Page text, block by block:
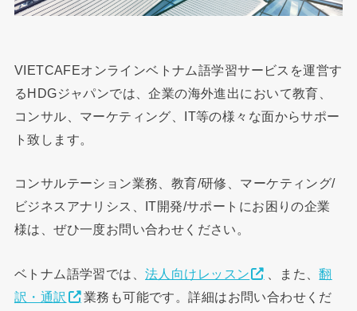
VIETCAFEオンラインベトナム語学習サービスを運営す
るHDGジャパンでは、企業の海外進出において教育、
コンサル、マーケティング、IT等の様々な面からサポー
ト致します。
コンサルテーション業務、教育/研修、マーケティング/
ビジネスアナリシス、IT開発/サポートにお困りの企業
様は、ぜひ一度お問い合わせください。
ベトナム語学習では、法人向けレッスン 、また、翻
訳・通訳
業務も可能です。詳細はお問い合わせくだ